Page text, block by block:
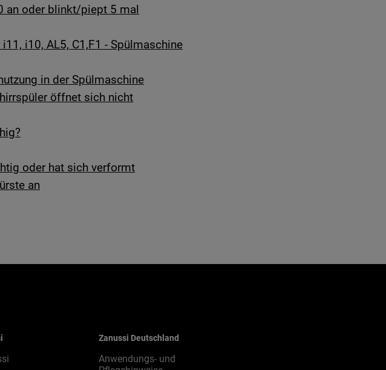
an oder blinkt/piept 5 mal
i10, AL5, C1,F1 - Spülmaschine
in der Spülmaschine
öffnet sich nicht
oder hat sich verformt
an
Zanussi Deutschland
Anwendungs- und